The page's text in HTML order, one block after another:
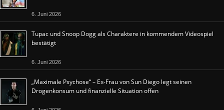
6. Juni 2026
Tupac und Snoop Dogg als Charaktere in kommendem Videospiel
bestätigt
6. Juni 2026
„Maximale Psychose“ – Ex-Frau von Sun Diego legt seinen
Drogenkonsum und finanzielle Situation offen